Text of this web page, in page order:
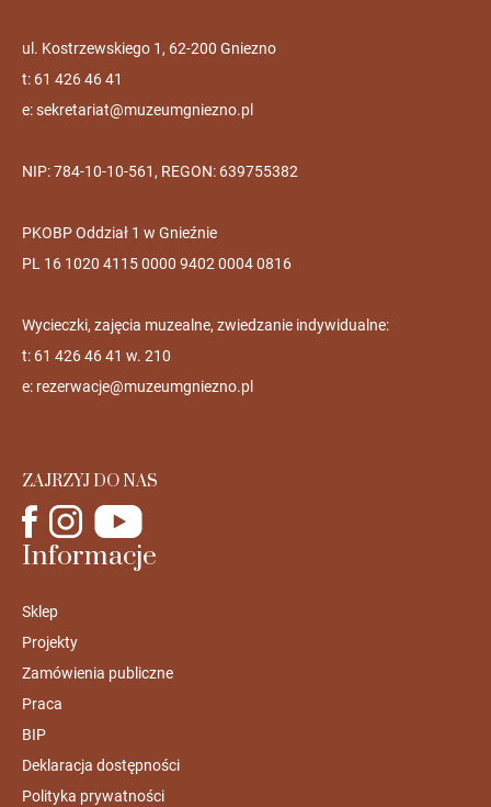
ul. Kostrzewskiego 1, 62-200 Gniezno
t: 61 426 46 41
e:sekretariat@muzeumgniezno.pl
NIP: 784-10-10-561, REGON: 639755382
PKOBP Oddział 1 w Gnieźnie
PL 16 1020 4115 0000 9402 0004 0816
Wycieczki, zajęcia muzealne, zwiedzanie indywidualne:
t: 61 426 46 41 w. 210
e: rezerwacje@muzeumgniezno.pl
ZAJRZYJ DO NAS
Informacje
Sklep
Projekty
Zamówienia publiczne
Praca
BIP
Deklaracja dostępności
Polityka prywatności